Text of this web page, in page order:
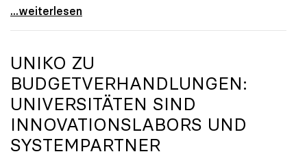
\"Österreich ist für die heimischen Universitäten
...weiterlesen
UNIKO ZU
BUDGETVERHANDLUNGEN:
UNIVERSITÄTEN SIND
INNOVATIONSLABORS UND
SYSTEMPARTNER